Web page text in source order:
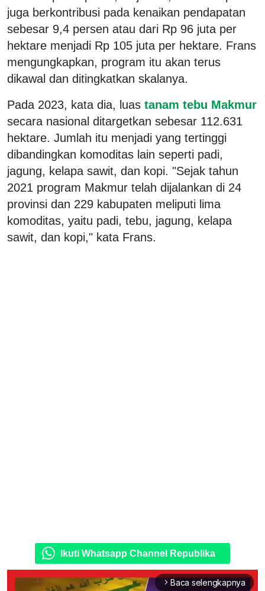
juga berkontribusi pada kenaikan pendapatan
sebesar 9,4 persen atau dari Rp 96 juta per
hektare menjadi Rp 105 juta per hektare. Frans
mengungkapkan, program itu akan terus
dikawal dan ditingkatkan skalanya.
Pada 2023, kata dia, luas tanam tebu Makmur
secara nasional ditargetkan sebesar 112.631
hektare. Jumlah itu menjadi yang tertinggi
dibandingkan komoditas lain seperti padi,
jagung, kelapa sawit, dan kopi. "Sejak tahun
2021 program Makmur telah dijalankan di 24
provinsi dan 229 kabupaten meliputi lima
komoditas, yaitu padi, tebu, jagung, kelapa
sawit, dan kopi," kata Frans.
Ikuti Whatsapp Channel Republika
arrow_forward_ios Baca selengkapnya